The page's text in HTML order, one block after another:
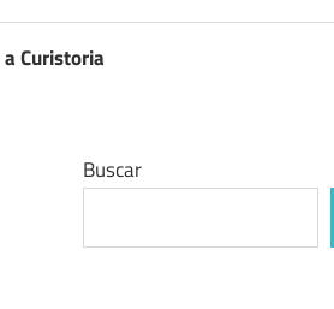
Curistoria
Buscar